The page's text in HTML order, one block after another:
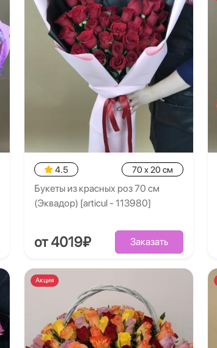
4.5 70 x 20 см
Букеты из красных роз 70 см
(Эквадор) [articul - 113980]
от 4019₽ Заказать
Акция